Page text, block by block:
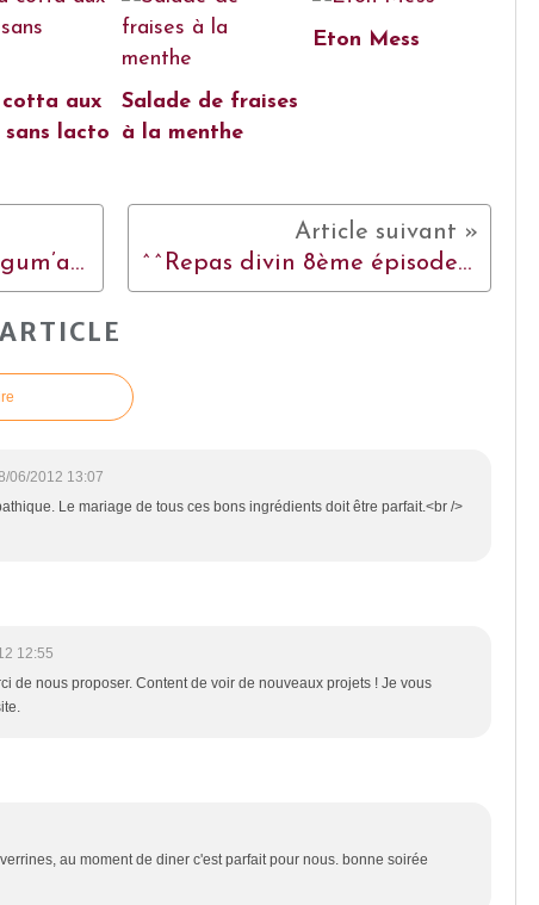
cotta aux
sans lacto
Salade de fraises
à la menthe
Eton Mess
^^Partenariat avec Légum’andise, les conserveries solidaires^^ ^^Repas divin 8ème épisode : Blanquette de veau express Japonisante^^
06/2012 13:07
Le mariage de tous ces bons ingrédients doit être parfait.<br />
12:55
de nous proposer. Content de voir de nouveaux projets ! Je vous
au moment de diner c'est parfait pour nous. bonne soirée